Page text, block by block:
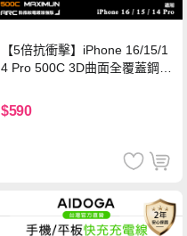
【5倍抗衝擊】iPhone 16/15/1
4 Pro 500C 3D曲面全覆蓋鋼化
保護貼
$590